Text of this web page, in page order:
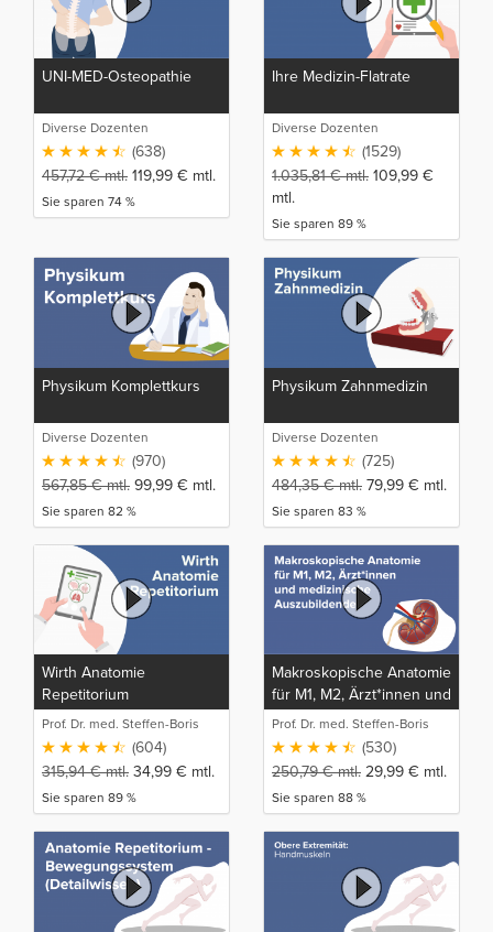
UNI-MED-Osteopathie
Diverse Dozenten
(638)
457,72€mtl. 119,99 € mtl.
Sie sparen 74 %
Ihre Medizin-Flatrate
Diverse Dozenten
(1529)
1.035,81€mtl. 109,99 €
mtl.
Sie sparen 89 %
Physikum Komplettkurs
Diverse Dozenten
(970)
567,85€mtl. 99,99 € mtl.
Sie sparen 82 %
Physikum Zahnmedizin
Diverse Dozenten
(725)
484,35€mtl. 79,99 € mtl.
Sie sparen 83 %
Wirth Anatomie
Repetitorium
Prof. Dr. med. Steffen-Boris
Wirth (1)
(604)
315,94€mtl. 34,99 € mtl.
Sie sparen 89 %
Makroskopische Anatomie
für M1, M2, Ärzt*innen und
medizinische
Auszubildende
Prof. Dr. med. Steffen-Boris
Wirth (1)
(530)
250,79€mtl. 29,99 € mtl.
Sie sparen 88 %